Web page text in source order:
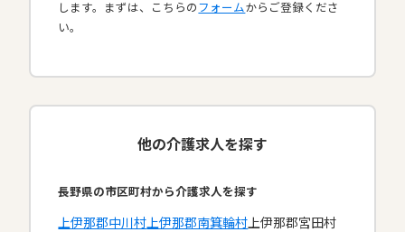
します。まずは、こちらのフォームからご登録くださ
い。
他の介護求人を探す
長野県の市区町村から介護求人を探す
上伊那郡中川村 上伊那郡南箕輪村 上伊那郡宮田村